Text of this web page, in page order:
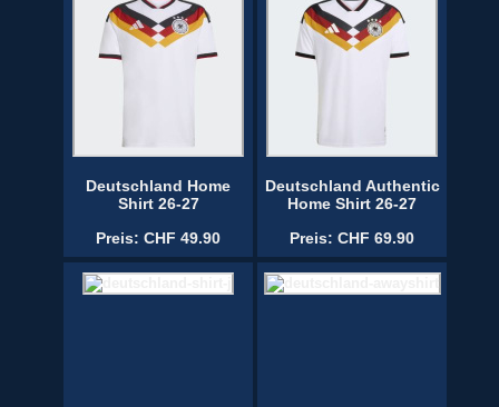
Deutschland Home
Shirt 26-27
Preis: CHF 49.90
Deutschland Authentic
Home Shirt 26-27
Preis: CHF 69.90